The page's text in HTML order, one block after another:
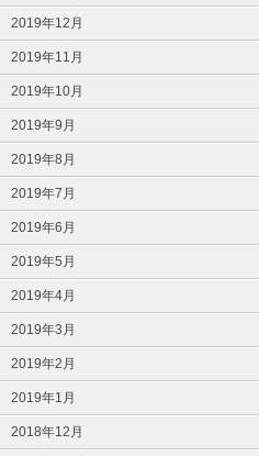
2019年12月
2019年11月
2019年10月
2019年9月
2019年8月
2019年7月
2019年6月
2019年5月
2019年4月
2019年3月
2019年2月
2019年1月
2018年12月